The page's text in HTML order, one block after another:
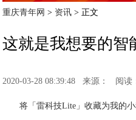
重庆青年网 > 资讯 > 正文
这就是我想要的智
2020-03-28 08:39:48 来源： 阅读
将「雷科技Lite」收藏为我的